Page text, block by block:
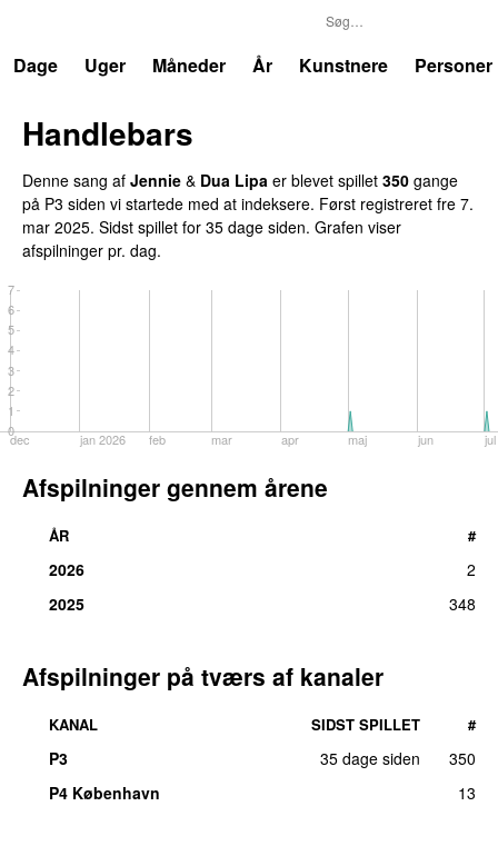
Dage
Uger Måneder År Kunstnere Personer
Handlebars
Denne sang af Jennie & Dua Lipa er blevet spillet 350 gange
på P3 siden vi startede med at indeksere. Først registreret fre 7.
mar 2025. Sidst spillet for 35 dage siden. Grafen viser
afspilninger pr. dag.
dec jan 2026 feb mar apr maj jun jul
0
1
2
3
4
5
6
7
Afspilninger gennem årene
ÅR #
2026
2
2025
348
Afspilninger på tværs af kanaler
KANAL SIDST SPILLET #
P3 35 dage siden
350
P4 København
13